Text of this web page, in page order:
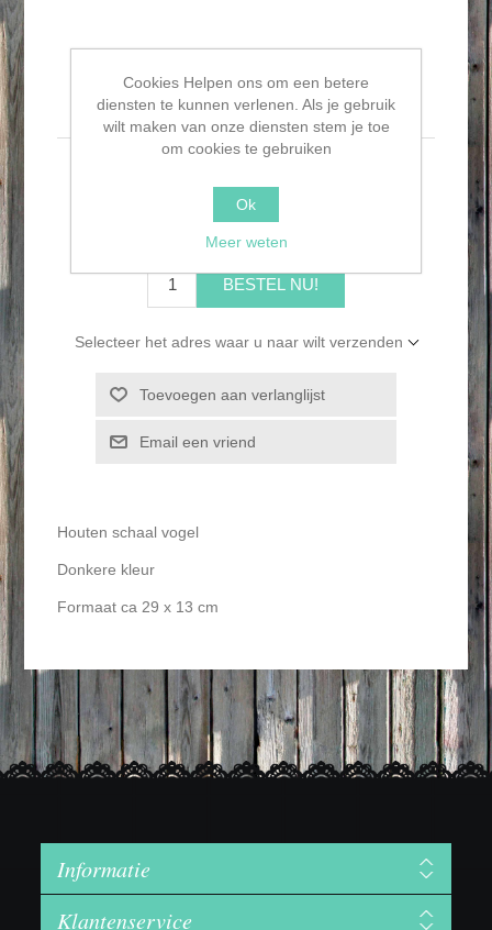
Houten schaal vogel
€6,95
BESTEL NU!
Selecteer het adres waar u naar wilt verzenden
Toevoegen aan verlanglijst
Email een vriend
Houten schaal vogel
Donkere kleur
Formaat ca 29 x 13 cm
Informatie
Klantenservice
Cookies Helpen ons om een betere
diensten te kunnen verlenen. Als je gebruik
wilt maken van onze diensten stem je toe
om cookies te gebruiken
Ok
Meer weten